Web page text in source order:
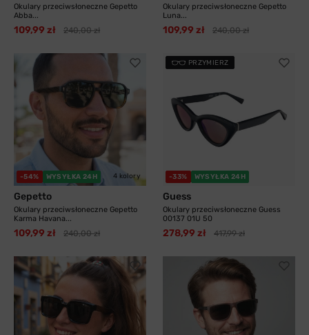
Okulary przeciwsłoneczne Gepetto
Abba...
109,99 zł 240,00 zł
Okulary przeciwsłoneczne Gepetto
Luna...
109,99 zł 240,00 zł
-54% WYSYŁKA 24H 4 kolory
Gepetto
Okulary przeciwsłoneczne Gepetto
Karma Havana...
109,99 zł 240,00 zł
PRZYMIERZ
-33% WYSYŁKA 24H
Guess
Okulary przeciwsłoneczne Guess
00137 01U 50
278,99 zł 417,99 zł